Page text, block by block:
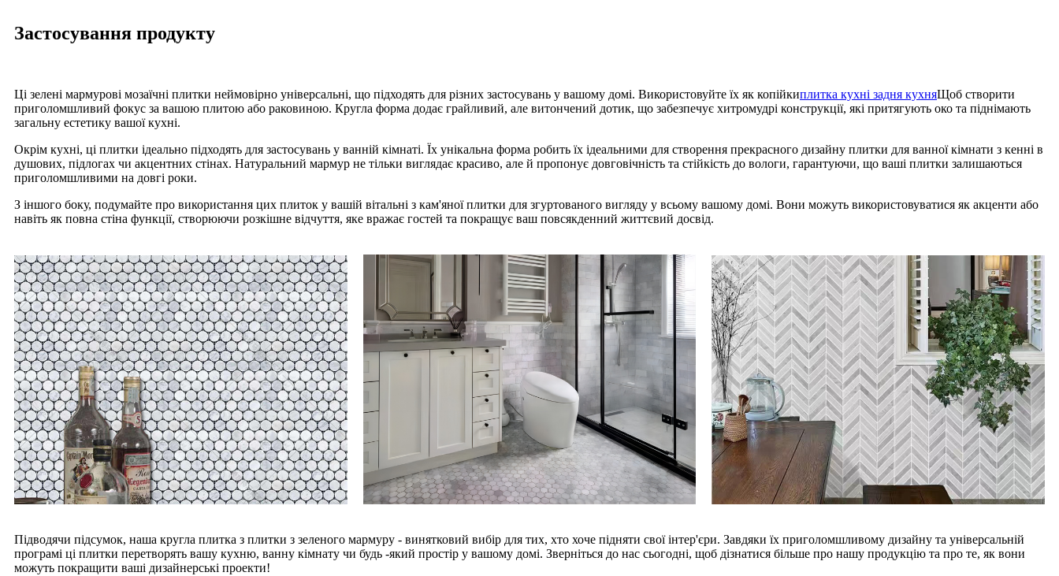
Застосування продукту
Ці зелені мармурові мозаїчні плитки неймовірно універсальні, що підходять для різних застосувань у вашому домі. Використовуйте їх як копійкиплитка кухні задня кухняЩоб створити
приголомшливий фокус за вашою плитою або раковиною. Кругла форма додає грайливий, але витончений дотик, що забезпечує хитромудрі конструкції, які притягують око та піднімають
загальну естетику вашої кухні.
Окрім кухні, ці плитки ідеально підходять для застосувань у ванній кімнаті. Їх унікальна форма робить їх ідеальними для створення прекрасного дизайну плитки для ванної кімнати з кенні в
душових, підлогах чи акцентних стінах. Натуральний мармур не тільки виглядає красиво, але й пропонує довговічність та стійкість до вологи, гарантуючи, що ваші плитки залишаються
приголомшливими на довгі роки.
З іншого боку, подумайте про використання цих плиток у вашій вітальні з кам'яної плитки для згуртованого вигляду у всьому вашому домі. Вони можуть використовуватися як акценти або
навіть як повна стіна функції, створюючи розкішне відчуття, яке вражає гостей та покращує ваш повсякденний життєвий досвід.
Підводячи підсумок, наша кругла плитка з плитки з зеленого мармуру - винятковий вибір для тих, хто хоче підняти свої інтер'єри. Завдяки їх приголомшливому дизайну та універсальній
програмі ці плитки перетворять вашу кухню, ванну кімнату чи будь -який простір у вашому домі. Зверніться до нас сьогодні, щоб дізнатися більше про нашу продукцію та про те, як вони
можуть покращити ваші дизайнерські проекти!